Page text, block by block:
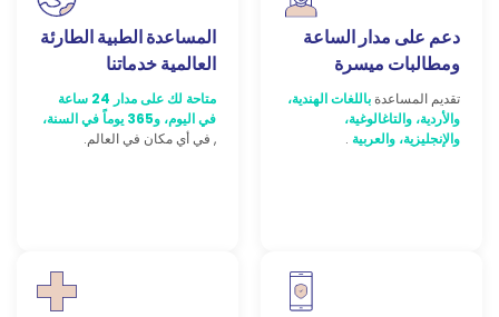
دعم على مدار الساعة
ومطالبات ميسرة
تقديم المساعدة باللغات الهندية،
والأردية، والتاغالوغية،
والإنجليزية، والعربية .
المساعدة الطبية الطارئة
العالمية خدماتنا
متاحة لك على مدار 24 ساعة
في اليوم، و365 يوماً في السنة،
, في أي مكان في العالم.